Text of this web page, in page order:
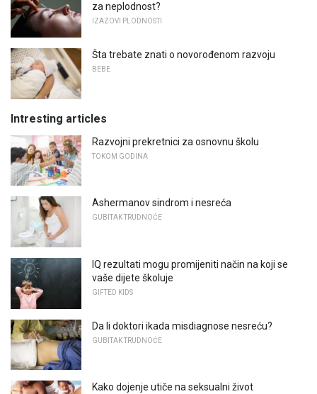
za neplodnost?
IZAZOVI PLODNOSTI
Šta trebate znati o novorođenom razvoju
BEBE
Intresting articles
Razvojni prekretnici za osnovnu školu
TOKOM GODINA
Ashermanov sindrom i nesreća
GUBITAK TRUDNOĆE
IQ rezultati mogu promijeniti način na koji se
vaše dijete školuje
GIFTED KIDS
Da li doktori ikada misdiagnose nesreću?
GUBITAK TRUDNOĆE
Kako dojenje utiče na seksualni život